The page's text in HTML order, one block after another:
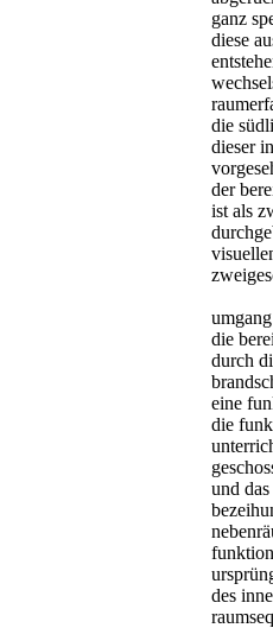
ganz
diese
die
dieser
der
ist als
die
durch
eine
die
und
des